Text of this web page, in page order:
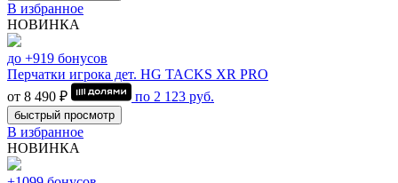
В избранное
НОВИНКА
до +919 бонусов
Перчатки игрока дет. HG TACKS XR PRO
от 8 490 ₽
по 2 123 руб.
быстрый просмотр
В избранное
НОВИНКА